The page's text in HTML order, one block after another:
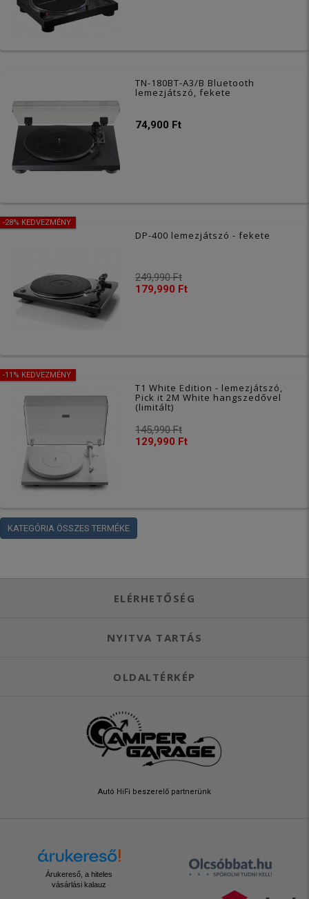
TN-180BT-A3/B Bluetooth
lemezjátszó, fekete
74,900 Ft
-28% KEDVEZMÉNY
DP-400 lemezjátszó - fekete
249,990 Ft
179,990 Ft
-11% KEDVEZMÉNY
T1 White Edition - lemezjátszó,
Pick it 2M White hangszedővel
(limitált)
145,990 Ft
129,990 Ft
KATEGÓRIA ÖSSZES TERMÉKE
ELÉRHETŐSÉG
NYITVA TARTÁS
OLDALTÉRKÉP
Autó HiFi beszerelő partnerünk
Árukereső, a hiteles
vásárlási kalauz